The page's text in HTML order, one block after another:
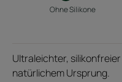
Ohne Silikone
Ultraleichter,
natürlichem Ursprung.